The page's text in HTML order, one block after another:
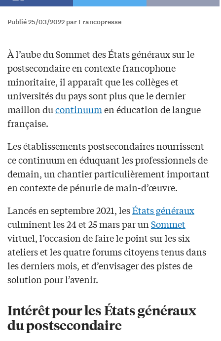
Publié 25/03/2022 par Francopresse
À l’aube du Sommet des États généraux sur le
postsecondaire en contexte francophone
minoritaire, il apparaît que les collèges et
universités du pays sont plus que le dernier
maillon ducontinuumen éducation de langue
française.
Les établissements postsecondaires nourrissent
ce continuum en éduquant les professionnels de
demain, un chantier particulièrement important
en contexte de pénurie de main-d’œuvre.
Lancés en septembre 2021, lesÉtats généraux
culminent les 24 et 25 mars par unSommet
virtuel, l’occasion de faire le point sur les six
ateliers et les quatre forums citoyens tenus dans
les derniers mois, et d’envisager des pistes de
solution pour l’avenir.
Intérêt pour les États généraux
du postsecondaire